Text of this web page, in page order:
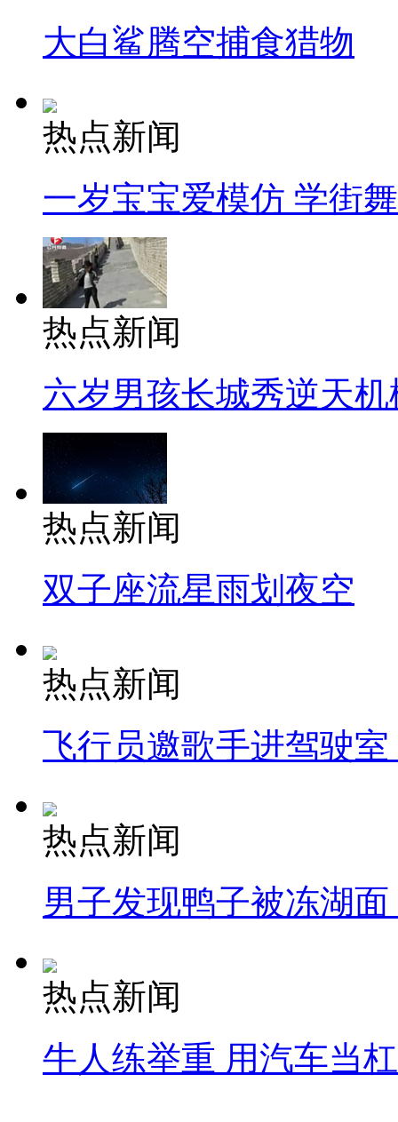
大白鲨腾空捕食猎物
热点新闻
一岁宝宝爱模仿 学街
热点新闻
六岁男孩长城秀逆天机
热点新闻
双子座流星雨划夜空
热点新闻
飞行员邀歌手进驾驶
热点新闻
男子发现鸭子被冻湖
热点新闻
牛人练举重 用汽车当